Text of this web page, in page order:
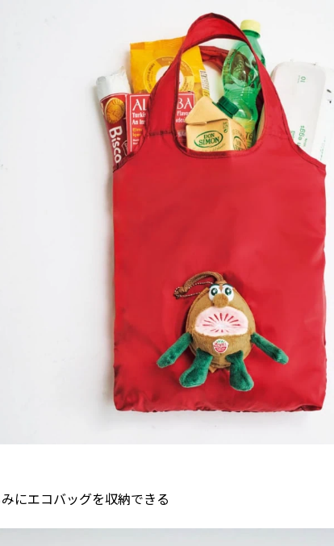
にエコバッグを収納できる